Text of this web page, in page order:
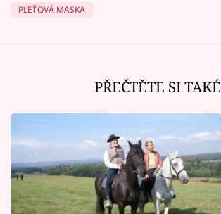
PLEŤOVÁ MASKA
PŘEČTĚTE SI TAKÉ